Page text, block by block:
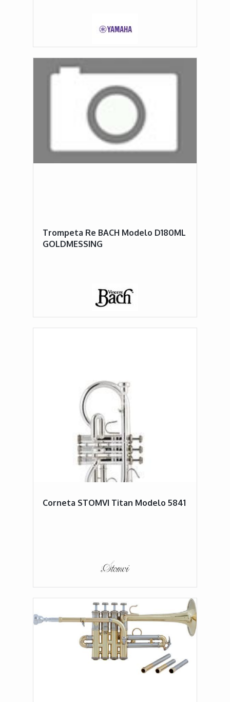
Trompeta Re BACH Modelo D180ML
GOLDMESSING
Corneta STOMVI Titan Modelo 5841